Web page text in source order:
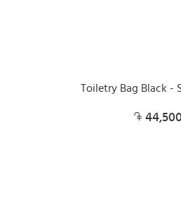
Toiletry Bag Black -
44,500